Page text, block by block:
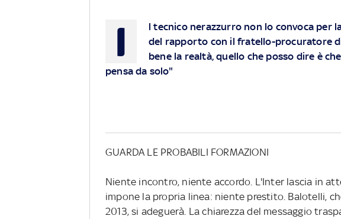
I
l tecnico nerazzurro non lo convoca per
del rapporto con il fratello-procuratore
bene la realtà, quello che posso dire è
pensa da solo"
GUARDA LE PROBABILI FORMAZIONI
Niente incontro, niente accordo. L'Inter lascia in
impone la propria linea: niente prestito. Balotelli,
2013, si adeguerà. La chiarezza del messaggio